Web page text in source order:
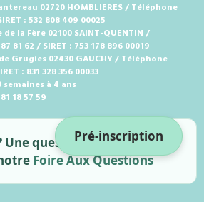
Pré-inscription
02720 HOMBLIERES / Téléphone
: 532 808 409 00025
la Fère 02100 SAINT-QUENTIN /
81 62 / SIRET : 753 178 896 00019
Grugies 02430 GAUCHY / Téléphone
: 831 328 356 00033
à 4 ans
18 57 59
Une question ?
Foire Aux Questions